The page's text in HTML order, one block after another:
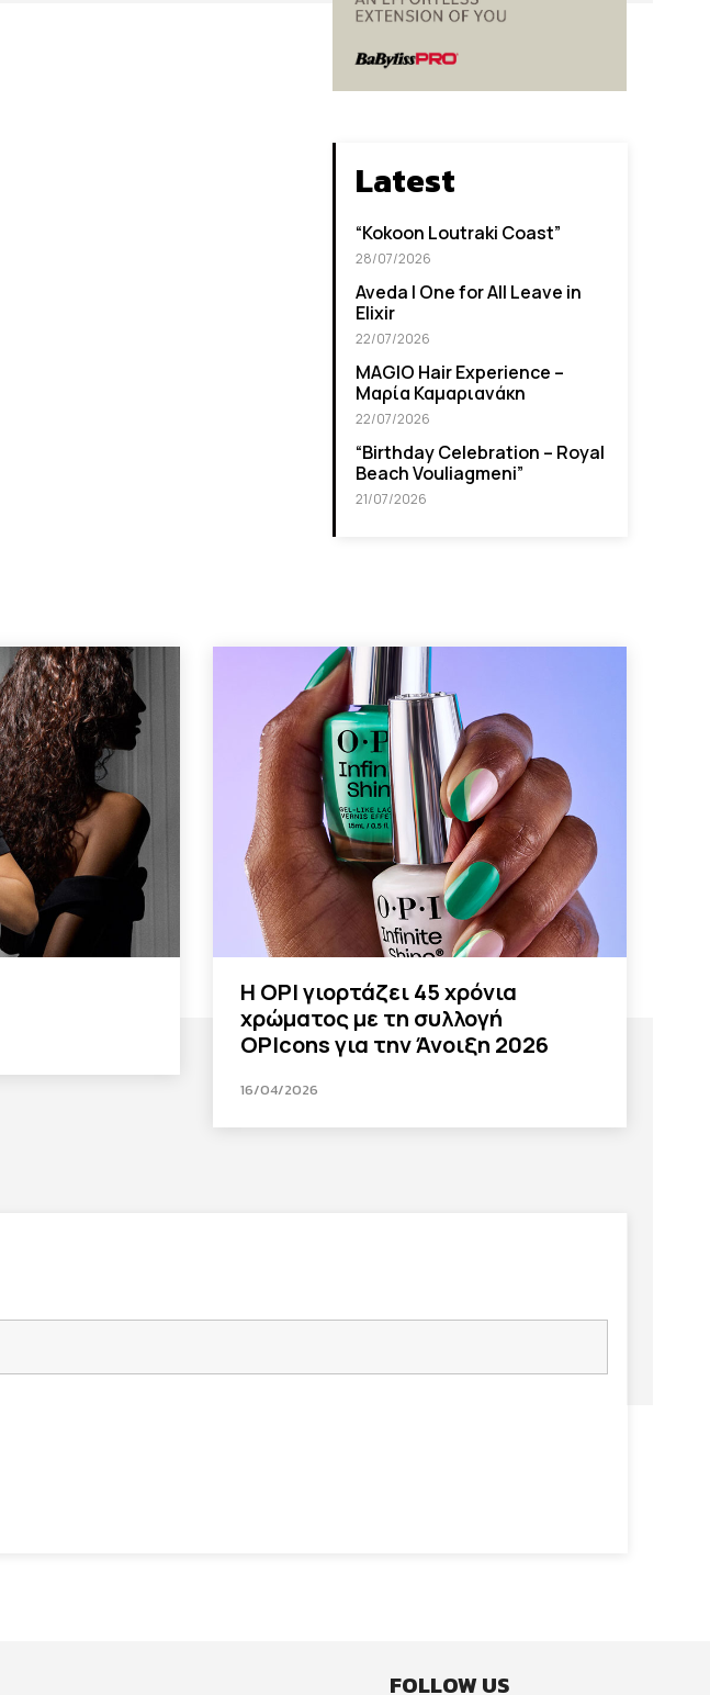
Latest
“Kokoon Loutraki Coast”
28/07/2026
Aveda I One for All Leave in
Elixir
22/07/2026
MAGIO Hair Experience –
Μαρία Καμαριανάκη
22/07/2026
“Βirthday Celebration – Royal
Beach Vouliagmeni”
21/07/2026
Η OPI γιορτάζει 45 χρόνια
χρώματος με τη συλλογή
OPIcons για την Άνοιξη 2026
16/04/2026
FOLLOW US